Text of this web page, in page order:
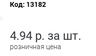
Код: 13182
4.94 р. за шт.
розничная цена